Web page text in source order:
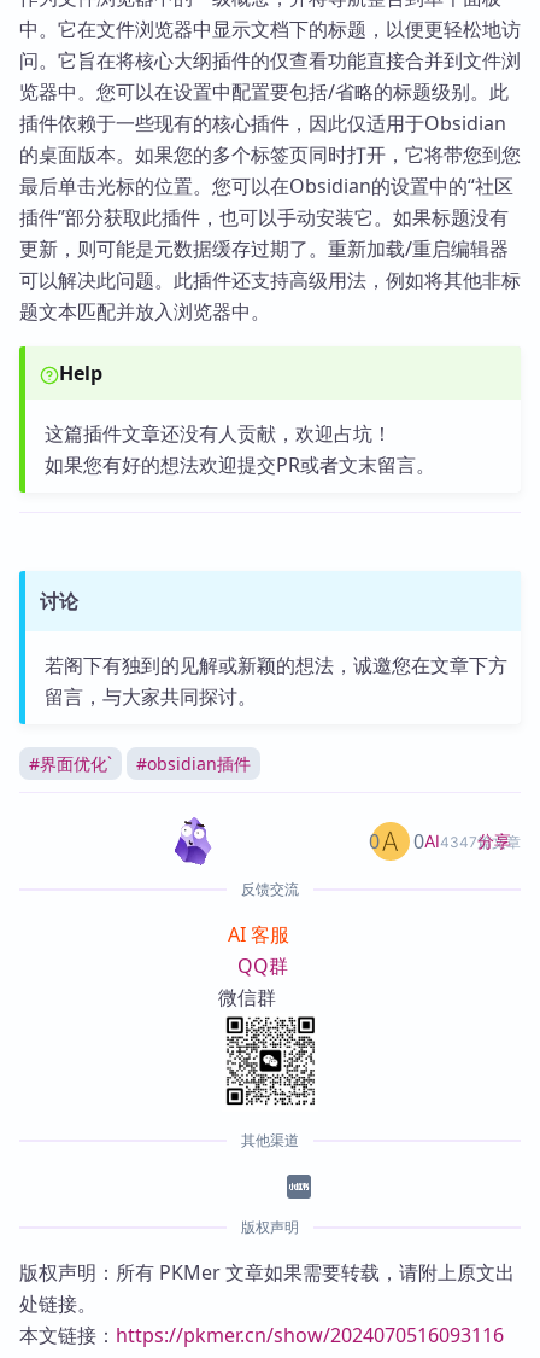
中。它在文件浏览器中显示文档下的标题，以便更轻松地访
问。它旨在将核心大纲插件的仅查看功能直接合并到文件浏
览器中。您可以在设置中配置要包括/省略的标题级别。此
插件依赖于一些现有的核心插件，因此仅适用于Obsidian
的桌面版本。如果您的多个标签页同时打开，它将带您到您
最后单击光标的位置。您可以在Obsidian的设置中的“社区
插件”部分获取此插件，也可以手动安装它。如果标题没有
更新，则可能是元数据缓存过期了。重新加载/重启编辑器
可以解决此问题。此插件还支持高级用法，例如将其他非标
题文本匹配并放入浏览器中。
Help
这篇插件文章还没有人贡献，欢迎占坑！
如果您有好的想法欢迎提交PR或者文末留言。
讨论
若阁下有独到的见解或新颖的想法，诚邀您在文章下方
留言，与大家共同探讨。
#界面优化` #obsidian插件
AI4347篇文章
0 0 分享
反馈交流
AI 客服
QQ群
微信群
其他渠道
版权声明
版权声明：所有 PKMer 文章如果需要转载，请附上原文出
处链接。
本文链接： https://pkmer.cn/show/2024070516093116